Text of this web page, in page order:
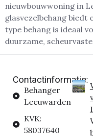
nieuwbouwwoning in
glasvezelbehang biedt
type behang is ideaal
duurzame,
Contactinformatie:
Behanger
Leeuwarden
KVK:
58037640